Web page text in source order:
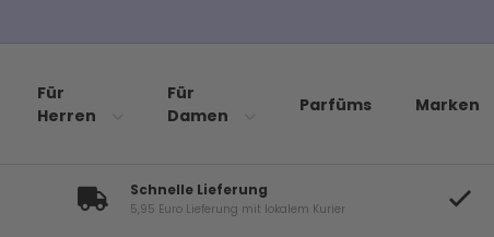
Für
Herren
Für
Damen
Parfüms Marken
Schnelle Lieferung
5,95 Euro Lieferung mit lokalem Kurier